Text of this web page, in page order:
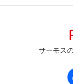
サーモス